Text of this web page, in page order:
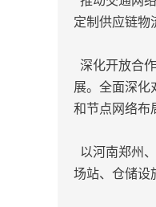
定制供应链物
深化开放合
展。全面深化
和节点网络布
以河南郑州
场站、仓储设